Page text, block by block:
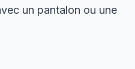
un pantalon ou une